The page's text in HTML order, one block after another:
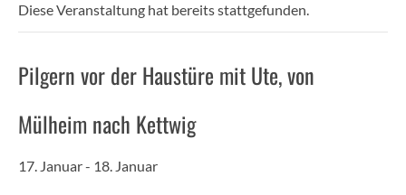
Diese Veranstaltung hat bereits stattgefunden.
Pilgern vor der Haustüre mit Ute, von
Mülheim nach Kettwig
17. Januar- 18. Januar